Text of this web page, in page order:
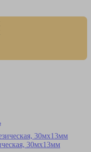
30мх13мм